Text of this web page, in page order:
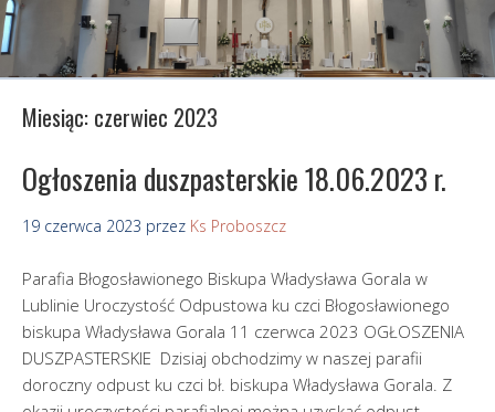
Miesiąc: czerwiec 2023
Ogłoszenia duszpasterskie 18.06.2023 r.
19 czerwca 2023 przez Ks Proboszcz
Parafia Błogosławionego Biskupa Władysława Gorala w
Lublinie Uroczystość Odpustowa ku czci Błogosławionego
biskupa Władysława Gorala 11 czerwca 2023 OGŁOSZENIA
DUSZPASTERSKIE Dzisiaj obchodzimy w naszej parafii
doroczny odpust ku czci bł. biskupa Władysława Gorala. Z